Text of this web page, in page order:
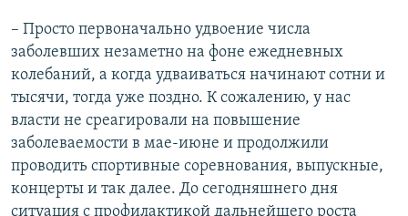
– Просто первоначально удвоение числа
заболевших незаметно на фоне ежедневных
колебаний, а когда удваиваться начинают сотни и
тысячи, тогда уже поздно. К сожалению, у нас
власти не среагировали на повышение
заболеваемости в мае-июне и продолжили
проводить спортивные соревнования, выпускные,
концерты и так далее. До сегодняшнего дня
ситуация с профилактикой дальнейшего роста